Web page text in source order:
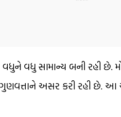
વધુ સામાન્ય બની રહી છે.
અસર કરી રહી છે. આ